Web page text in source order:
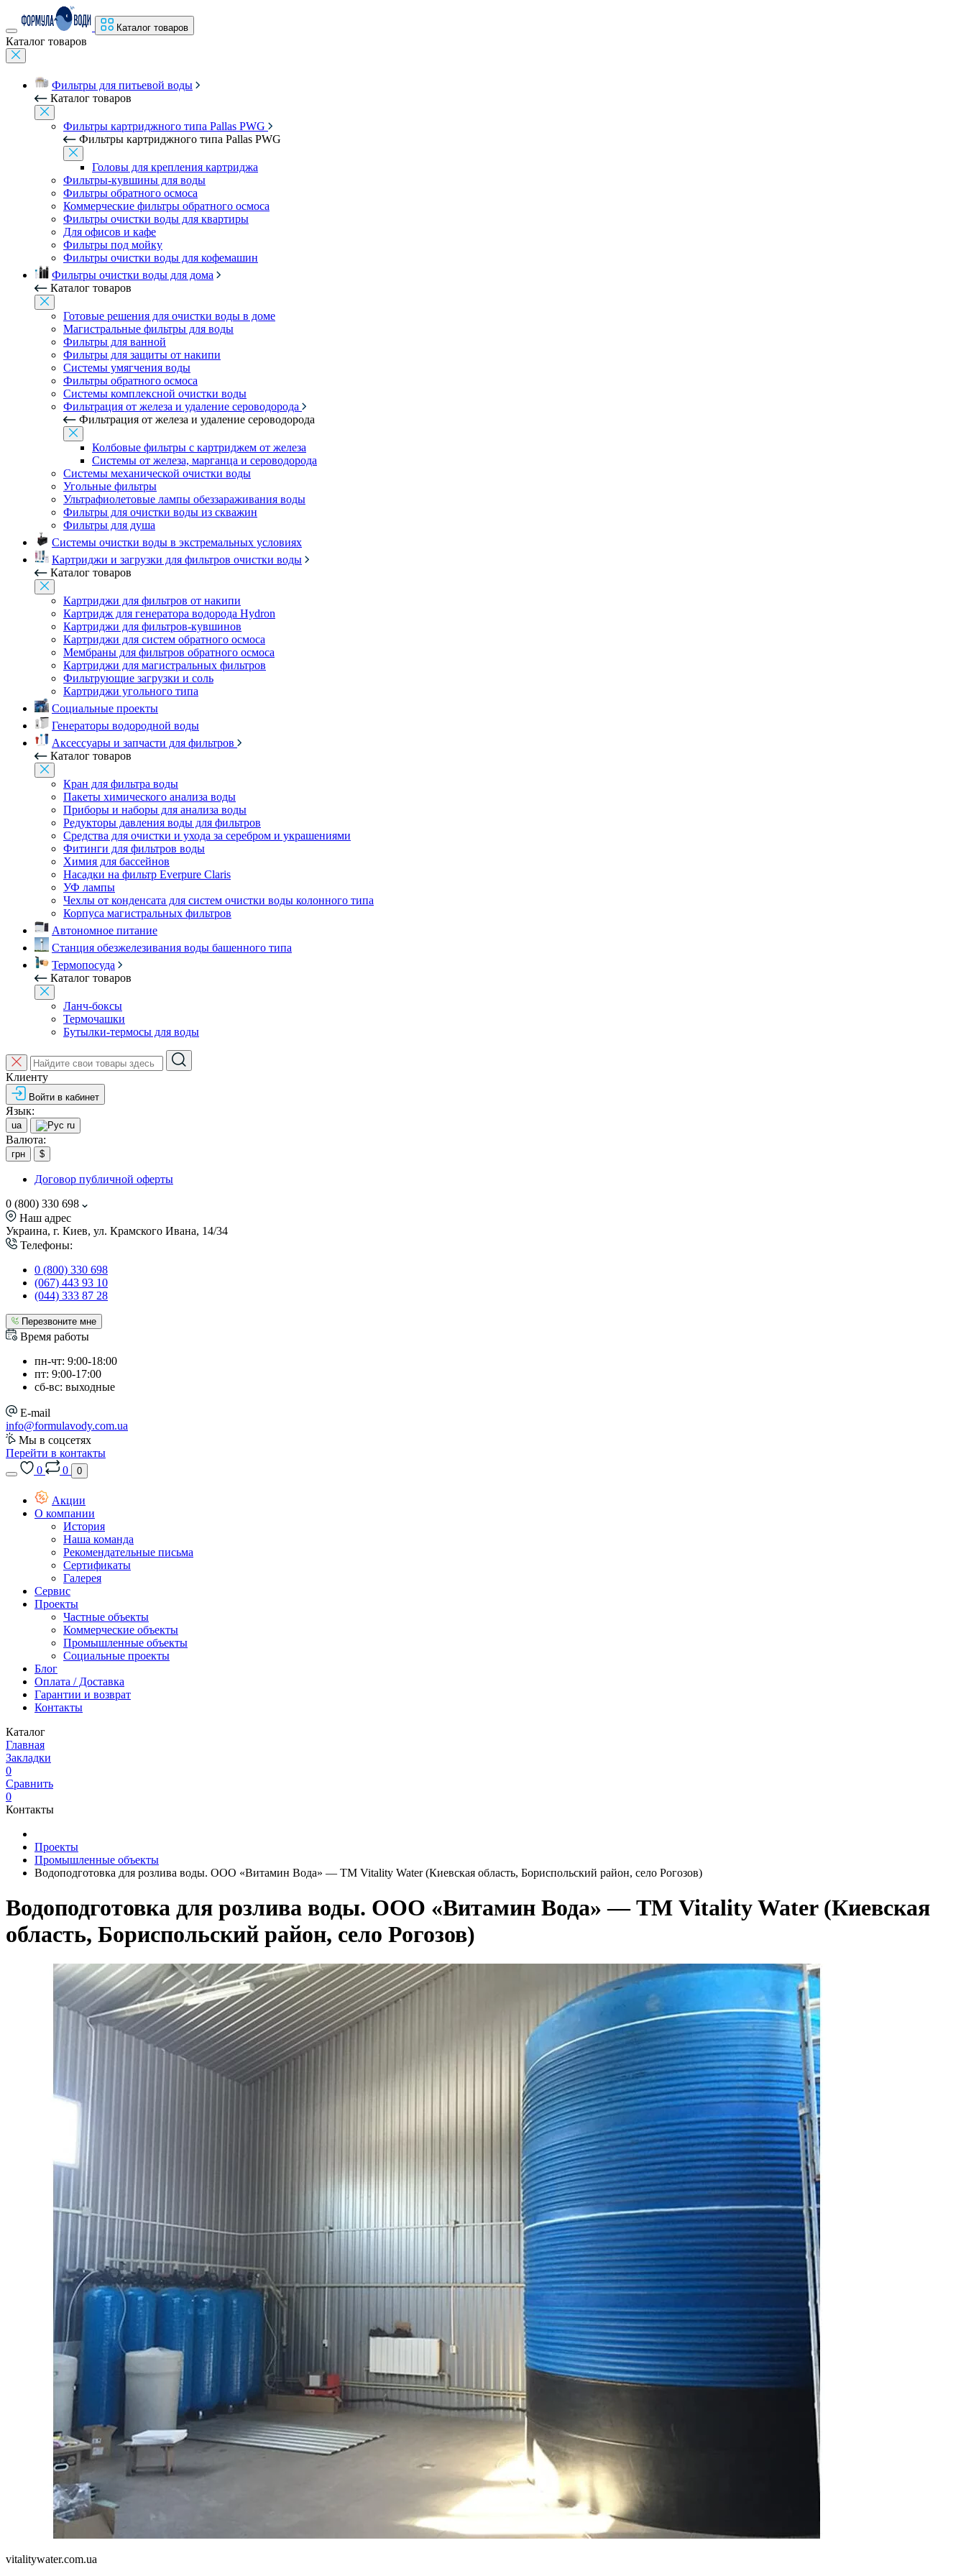
Каталог товаров
Каталог товаров
Фильтры для питьевой воды
Каталог товаров
Фильтры картриджного типа Pallas PWG
Фильтры картриджного типа Pallas PWG
Головы для крепления картриджа
Фильтры-кувшины для воды
Фильтры обратного осмоса
Коммерческие фильтры обратного осмоса
Фильтры очистки воды для квартиры
Для офисов и кафе
Фильтры под мойку
Фильтры очистки воды для кофемашин
Фильтры очистки воды для дома
Каталог товаров
Готовые решения для очистки воды в доме
Магистральные фильтры для воды
Фильтры для ванной
Фильтры для защиты от накипи
Системы умягчения воды
Фильтры обратного осмоса
Системы комплексной очистки воды
Фильтрация от железа и удаление сероводорода
Фильтрация от железа и удаление сероводорода
Колбовые фильтры с картриджем от железа
Системы от железа, марганца и сероводорода
Системы механической очистки воды
Угольные фильтры
Ультрафиолетовые лампы обеззараживания воды
Фильтры для очистки воды из скважин
Фильтры для душа
Системы очистки воды в экстремальных условиях
Картриджи и загрузки для фильтров очистки воды
Каталог товаров
Картриджи для фильтров от накипи
Картридж для генератора водорода Hydron
Картриджи для фильтров-кувшинов
Картриджи для систем обратного осмоса
Мембраны для фильтров обратного осмоса
Картриджи для магистральных фильтров
Фильтрующие загрузки и соль
Картриджи угольного типа
Социальные проекты
Генераторы водородной воды
Аксессуары и запчасти для фильтров
Каталог товаров
Кран для фильтра воды
Пакеты химического анализа воды
Приборы и наборы для анализа воды
Редукторы давления воды для фильтров
Средства для очистки и ухода за серебром и украшениями
Фитинги для фильтров воды
Химия для бассейнов
Насадки на фильтр Everpure Claris
УФ лампы
Чехлы от конденсата для систем очистки воды колонного типа
Корпуса магистральных фильтров
Автономное питание
Станция обезжелезивания воды башенного типа
Термопосуда
Каталог товаров
Ланч-боксы
Термочашки
Бутылки-термосы для воды
Клиенту
Войти в кабинет
Язык:
ua ru
Валюта:
грн $
Договор публичной оферты
0 (800) 330 698
Наш адрес
Украина, г. Киев, ул. Крамского Ивана, 14/34
Телефоны:
0 (800) 330 698
(067) 443 93 10
(044) 333 87 28
Перезвоните мне
Время работы
пн-чт: 9:00-18:00
пт: 9:00-17:00
сб-вс: выходные
E-mail
info@formulavody.com.ua
Мы в соцсетях
Перейти в контакты
0
0 0
Акции
О компании
История
Наша команда
Рекомендательные письма
Сертификаты
Галерея
Сервис
Проекты
Частные объекты
Коммерческие объекты
Промышленные объекты
Социальные проекты
Блог
Оплата / Доставка
Гарантии и возврат
Контакты
Каталог
Главная
Закладки
0
Сравнить
0
Контакты
Проекты
Промышленные объекты
Водоподготовка для розлива воды. ООО «Витамин Вода» — ТМ Vitality Water (Киевская область, Бориспольский район, село Рогозов)
Водоподготовка для розлива воды. ООО «Витамин Вода» — ТМ Vitality Water (Киевская
область, Бориспольский район, село Рогозов)
vitalitywater.com.ua